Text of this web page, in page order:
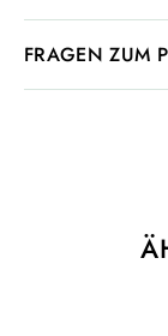
FRAGEN ZUM